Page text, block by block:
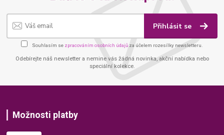
Přihlásit se
Souhlasím se zpracováním osobních údajů za účelem rozesílky newsletteru.
Odebírejte náš newsletter a nemine vás žádná novinka, akční nabídka nebo
speciální kolekce.
Možnosti platby